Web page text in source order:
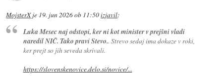
MojsterXje 19. jun 2026 ob 11:50izjavil:
Luka Mesec naj odstopi, ker ni kot minister v prejšni vladi
naredil NIČ. Tako pravi Stevo.. Strevo sedaj ima dokaze v roki,
ker prejt so jih seveda skrivali.
https://slovenskenovice.delo.si/novice/...